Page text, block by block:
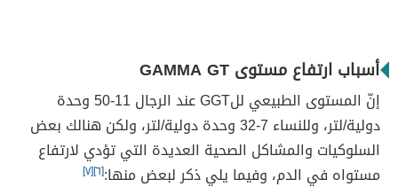
أسباب ارتفاع مستوى GAMMA GT
إنّ المستوى الطبيعي للGGT عند الرجال 11-50 وحدة
دولية/لتر، وللنساء 7-32 وحدة دولية/لتر، ولكن هنالك بعض
السلوكيات والمشاكل الصحية العديدة التي تؤدي لارتفاع
مستواه في الدم، وفيما يلي ذكر لبعض منها:[٦] [٧]